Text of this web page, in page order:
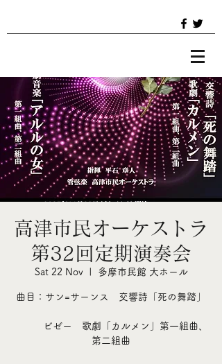
高津市民オーケストラ
第32回定期演奏会
Sat 22 Nov 多摩市民館 大ホール
曲目：サン=サーンス 交響詩「死の舞踏」
ビゼー 歌劇「カルメン」第一組曲、
第二組曲